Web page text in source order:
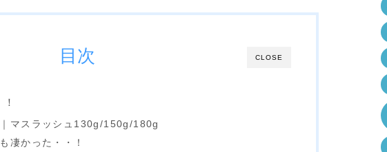
CLOSE
目次
マスラッシュ130g/150g/180g
凄かった・・！